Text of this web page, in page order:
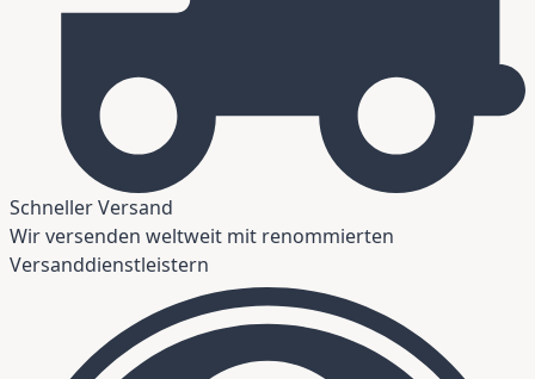
Schneller Versand
Wir versenden weltweit mit renommierten
Versanddienstleistern